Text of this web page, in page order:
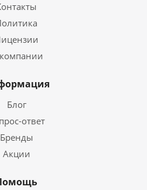
Блог
ответ
Бренды
Акции